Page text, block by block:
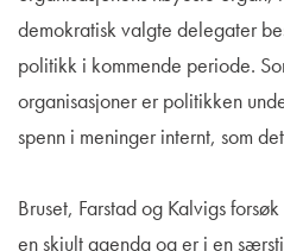
demokratisk valgte delegater
politikk i kommende periode.
organisasjoner er politikken
spenn i meninger internt, som
Bruset, Farstad og Kalvigs
en skjult agenda og er i en